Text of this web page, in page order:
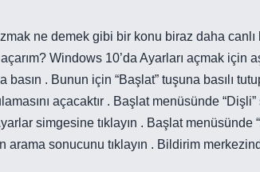
ne demek gibi bir konu biraz daha
Windows 10’da Ayarları açmak için
. Bunun için “Başlat” tuşuna basılı
açacaktır . Başlat menüsünde “Dişli”
simgesine tıklayın . Başlat menüsünde
arama sonucunu tıklayın . Bildirim